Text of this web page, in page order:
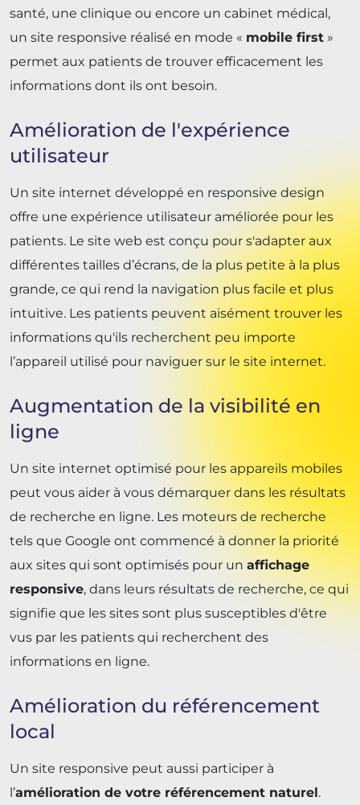
santé, une clinique ou encore un cabinet médical,
un site responsive réalisé en mode « mobile first »
permet aux patients de trouver efficacement les
informations dont ils ont besoin.
Amélioration de l'expérience
utilisateur
Un site internet développé en responsive design
offre une expérience utilisateur améliorée pour les
patients. Le site web est conçu pour s'adapter aux
différentes tailles d’écrans, de la plus petite à la plus
grande, ce qui rend la navigation plus facile et plus
intuitive. Les patients peuvent aisément trouver les
informations qu'ils recherchent peu importe
l’appareil utilisé pour naviguer sur le site internet.
Augmentation de la visibilité en
ligne
Un site internet optimisé pour les appareils mobiles
peut vous aider à vous démarquer dans les résultats
de recherche en ligne. Les moteurs de recherche
tels que Google ont commencé à donner la priorité
aux sites qui sont optimisés pour un affichage
responsive, dans leurs résultats de recherche, ce qui
signifie que les sites sont plus susceptibles d'être
vus par les patients qui recherchent des
informations en ligne.
Amélioration du référencement
local
Un site responsive peut aussi participer à
l’amélioration de votre référencement naturel.